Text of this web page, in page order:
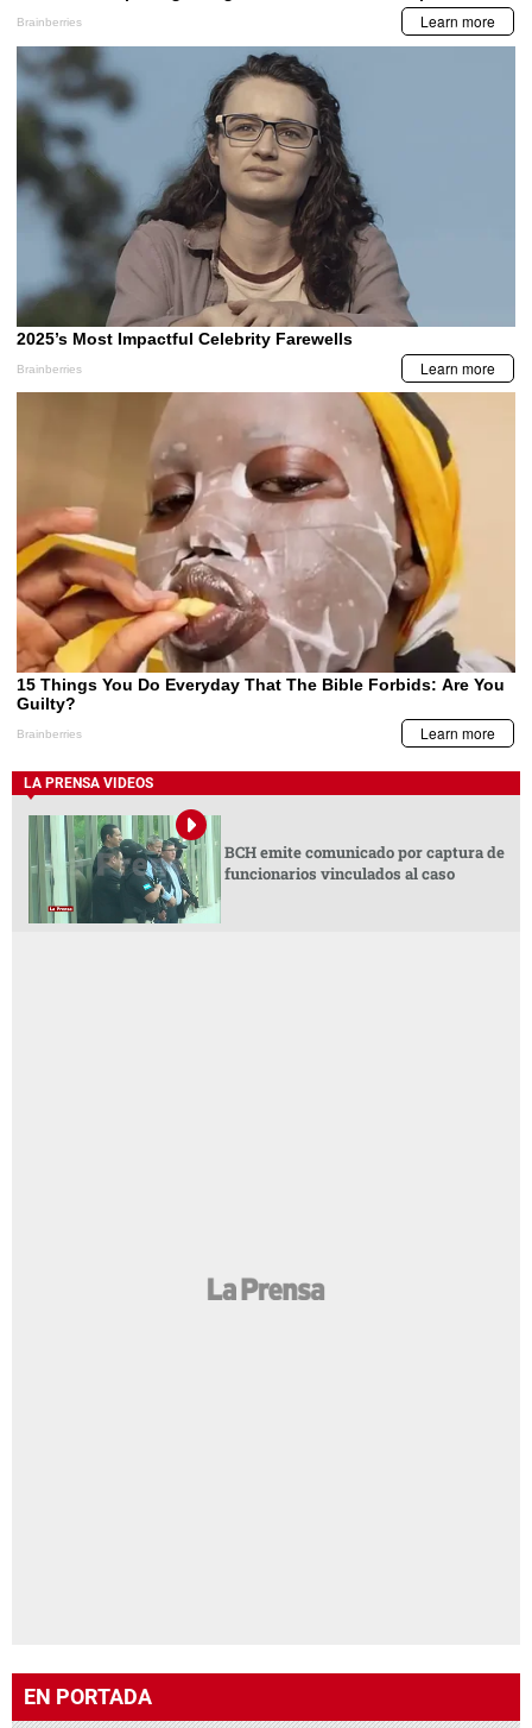
LA PRENSA VIDEOS
BCH emite comunicado por captura de
funcionarios vinculados al caso
EN PORTADA